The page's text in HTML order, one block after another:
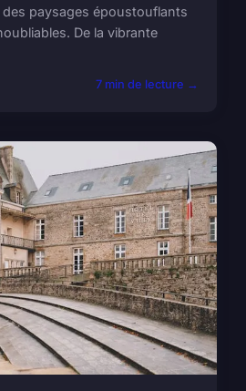
paysages époustouflants
De la vibrante
7 min de lecture →